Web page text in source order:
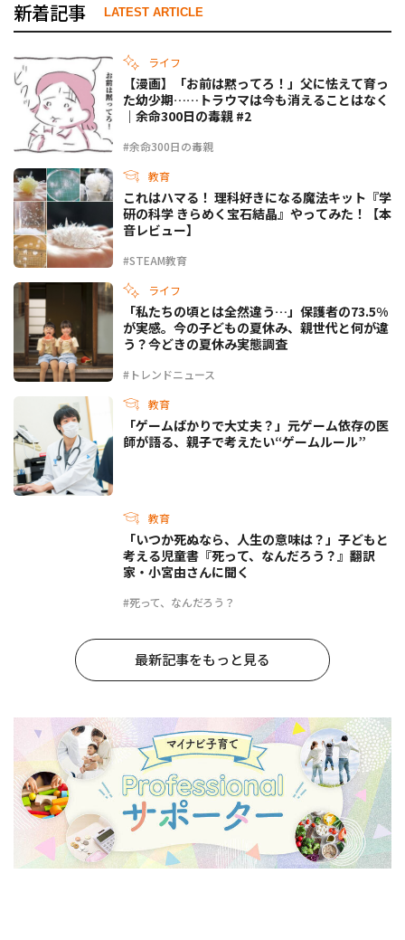
新着記事 LATEST ARTICLE
ライフ
#余命300日の毒親
【漫画】「お前は黙ってろ！」父に怯えて育っ
た幼少期……トラウマは今も消えることはなく
｜余命300日の毒親 #2
教育
#STEAM教育
これはハマる！ 理科好きになる魔法キット『学
研の科学 きらめく宝石結晶』やってみた！【本
音レビュー】
ライフ
#トレンドニュース
「私たちの頃とは全然違う…」保護者の73.5%
が実感。今の子どもの夏休み、親世代と何が違
う？今どきの夏休み実態調査
教育
「ゲームばかりで大丈夫？」元ゲーム依存の医
師が語る、親子で考えたい“ゲームルール”
教育
#死って、なんだろう？
「いつか死ぬなら、人生の意味は？」子どもと
考える児童書『死って、なんだろう？』翻訳
家・小宮由さんに聞く
最新記事をもっと見る